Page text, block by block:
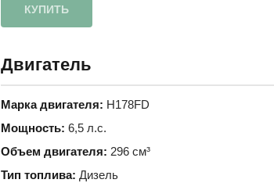
КУПИТЬ
Двигатель
Марка двигателя: H178FD
Мощность: 6,5 л.с.
Объем двигателя: 296 см³
Тип топлива: Дизель